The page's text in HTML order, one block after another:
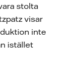
stolta
visar
inte
istället